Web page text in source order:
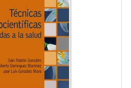
se ha diseñado para brindar
el uso de las técnicas
de la salud, donde se